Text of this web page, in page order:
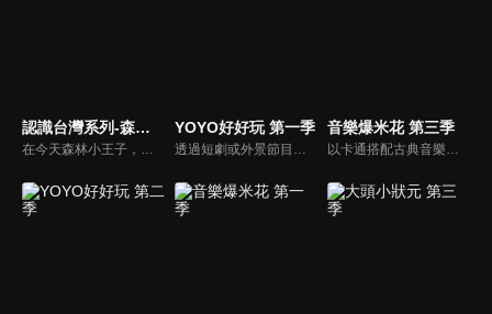
認識台灣系列-森林小王子
在今天森林小王子，比勇哥哥和阿咪魯要開始介紹住在台灣最久的人給小朋友們認識，讓小朋友了解，原住民是居住在台灣最久的人。在1001個故事裡由長老說一個有關原住民射十個太陽的故事，還有介紹苗栗縣的南庄鄉有一個蓬萊村部落的水晶球之旅。
YOYO好好玩 第一季
透過短劇或外景節目帶領兒童認識自我及跟運動、寵物有關的事物。節目也會安插勞作教學與故事時間，除了提供能輕鬆在家動手作的內容，也利用動畫讓故事更生動。
音樂爆米花 第三季
以卡通搭配古典音樂，讓小朋友感受古典音樂的故事與氛圍，進而促進對於古典音樂的愛好與欣賞。樂器認識：由西瓜哥哥與草莓姊姊帶小朋友認識不同樂器的形狀與樂聲。